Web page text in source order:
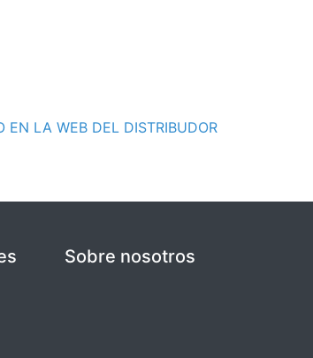
EN LA WEB DEL DISTRIBUDOR
Sobre nosotros